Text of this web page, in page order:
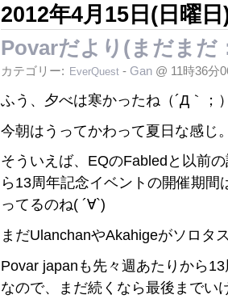
2012年4月15日(日曜日
Povarだより(まだまだ
カテゴリー: EverQuest - Gan @ 11時36分
ふう、夕べは寒かったね（´Д｀；
今朝はうってかわって夏日な感じ
そういえば、EQのFabledと以前
ら13周年記念イベントの開催期
ってるのね( ´∀`)
まだUlanchanやAkahigeがソロタ
Povar japanも先々週あたりから
なので、まだ続くなら最後までい